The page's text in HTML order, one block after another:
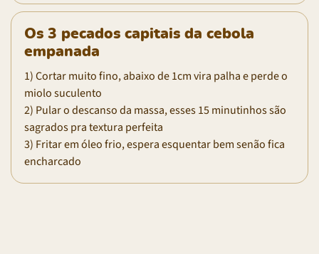
Os 3 pecados capitais da cebola
empanada
1) Cortar muito fino, abaixo de 1cm vira palha e perde o
miolo suculento
2) Pular o descanso da massa, esses 15 minutinhos são
sagrados pra textura perfeita
3) Fritar em óleo frio, espera esquentar bem senão fica
encharcado